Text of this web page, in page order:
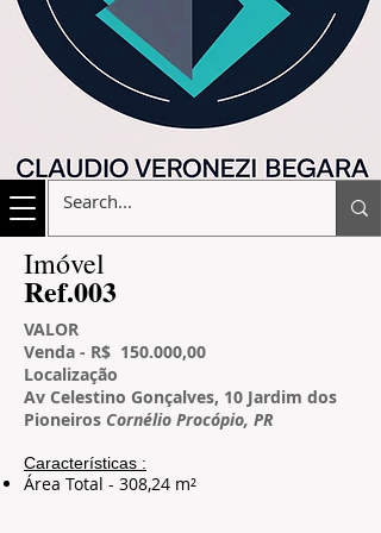
​Imóvel
​Ref.003
VALOR
Venda - R$ 150.000,00
Localização
Av Celestino Gonçalves, 10 Jardim dos
Pioneiros Cornélio Procópio, PR
Características​ :
Área Total - 308,24 m²